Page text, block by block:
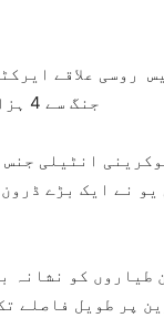
روسی علاقے
جنگ سے 4 ہزار کلومیٹر سے زائد فاصلے پر ہے۔
انٹیلی
پر طویل فاصلے